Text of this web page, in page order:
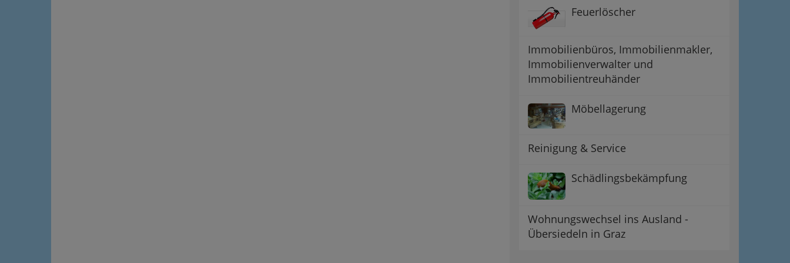
Feuerlöscher
Immobilienbüros, Immobilienmakler,
Immobilienverwalter und
Immobilientreuhänder
Möbellagerung
Reinigung & Service
Schädlingsbekämpfung
Wohnungswechsel ins Ausland -
Übersiedeln in Graz